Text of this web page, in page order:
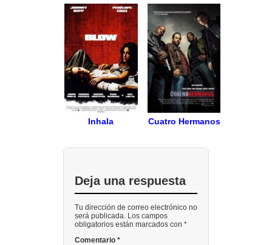
Inhala Cuatro Hermanos
Deja una respuesta
Tu dirección de correo electrónico no
será publicada. Los campos
obligatorios están marcados con *
Comentario *